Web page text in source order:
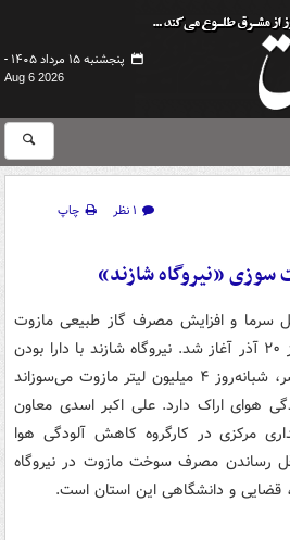
پنجشنبه ۱۵ مرداد ۱۴۰۵ -
Aug 6 2026
۱ نظر
چاپ
«نیروگاه شازند»
سرما و افزایش مصرف گاز طبیعی مازوت
سوزی نیروگاه حرارتی شازند از ۲۰ آذر آغاز شد. نیروگاه شازند با دارا بودن
۷۲ مشعل فعال در حال حاضر، شبانه‌روز ۴ میلیون لیتر مازوت می‌سوزاند
هوای اراک دارد. علی اکبر اسدی معاون
مرکزی در کارگروه کاهش آلودگی هوا
رساندن مصرف سوخت مازوت در نیروگاه
قضایی و دانشگاهی این استان‌ است.